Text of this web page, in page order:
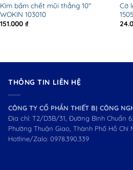
Kìm bấm chết mũi thẳng 10″
WOKIN 103010
151.000 ₫
Cờ
THÔNG TIN LIÊN HỆ
CÔNG TY CỔ PHẦN THIẾT BỊ CÔNG
Địa chỉ: T2/D3B/31, Đường Bình Chuẩn
Phường Thuận Giao, Thành Phố Hồ Chí
Hotline/Zalo: 0978.390.339